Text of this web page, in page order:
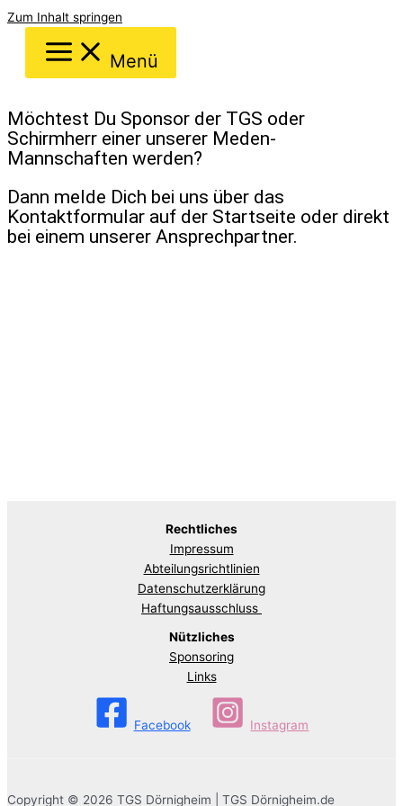
Zum Inhalt springen
Menü
Möchtest Du Sponsor der TGS oder
Schirmherr einer unserer Meden-
Mannschaften werden?
Dann melde Dich bei uns über das
Kontaktformular auf der Startseite oder direkt
bei einem unserer Ansprechpartner.
Rechtliches
Impressum
Abteilungsrichtlinien
Datenschutzerklärung
Haftungsausschluss
Nützliches
Sponsoring
Links
Facebook Instagram
Copyright © 2026 TGS Dörnigheim | TGS Dörnigheim.de